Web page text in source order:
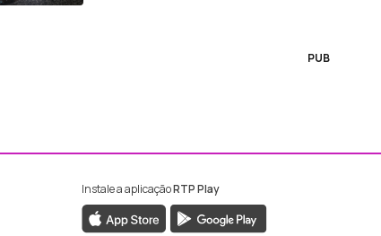
PUB
da RTP Madeira
da RTP Madeira
Instale a aplicaçãoRTP Play